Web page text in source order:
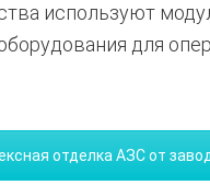
используют
для
отделка АЗС от